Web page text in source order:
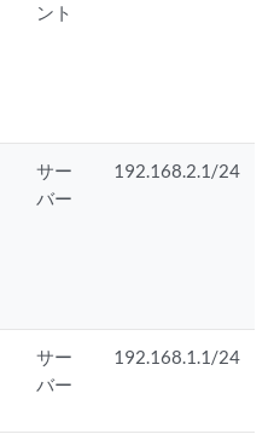
ント
サー
バー
192.168.2.1/24
サー
バー
192.168.1.1/24